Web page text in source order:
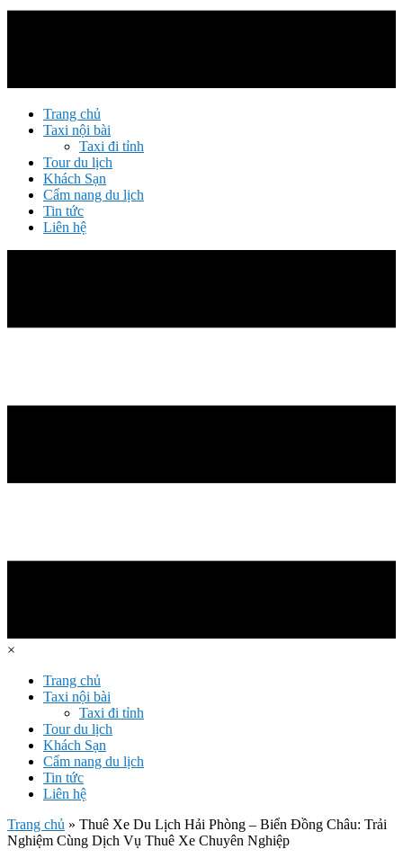
Trang chủ
Taxi nội bài
Taxi đi tỉnh
Tour du lịch
Khách Sạn
Cẩm nang du lịch
Tin tức
Liên hệ
×
Trang chủ
Taxi nội bài
Taxi đi tỉnh
Tour du lịch
Khách Sạn
Cẩm nang du lịch
Tin tức
Liên hệ
Trang chủ » Thuê Xe Du Lịch Hải Phòng – Biển Đồng Châu: Trải
Nghiệm Cùng Dịch Vụ Thuê Xe Chuyên Nghiệp